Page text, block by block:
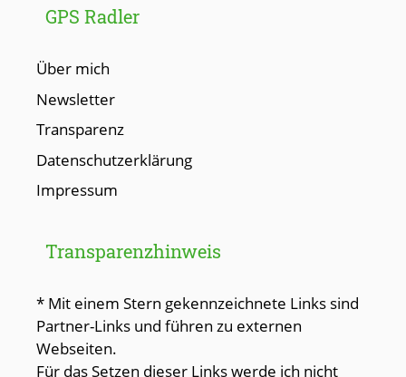
GPS Radler
Über mich
Newsletter
Transparenz
Datenschutzerklärung
Impressum
Transparenzhinweis
* Mit einem Stern gekennzeichnete Links sind
Partner-Links und führen zu externen
Webseiten.
Für das Setzen dieser Links werde ich nicht